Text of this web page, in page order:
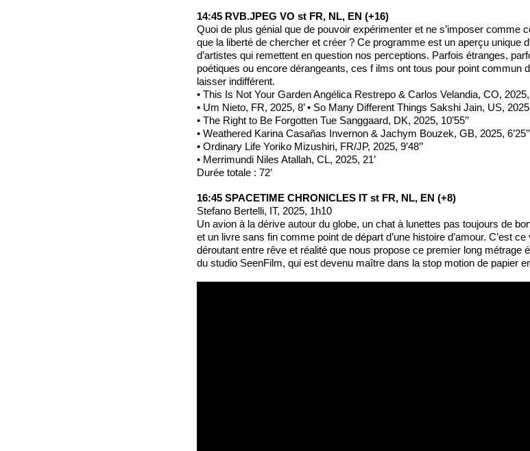
14:45 RVB.JPEG VO st FR, NL, EN (+16)
Quoi de plus génial que de pouvoir expérimenter et ne s’imposer comme
que la liberté de chercher et créer ? Ce programme est un aperçu unique
d’artistes qui remettent en question nos perceptions. Parfois étranges,
poétiques ou encore dérangeants, ces f ilms ont tous pour point commun
laisser indifférent.
• This Is Not Your Garden Angélica Restrepo & Carlos Velandia, CO, 2025,
• Um Nieto, FR, 2025, 8’ • So Many Different Things Sakshi Jain, US, 2025,
• The Right to Be Forgotten Tue Sanggaard, DK, 2025, 10’55’’
• Weathered Karina Casañas Invernon & Jachym Bouzek, GB, 2025, 6’25’’
• Ordinary Life Yoriko Mizushiri, FR/JP, 2025, 9’48’’
• Merrimundi Niles Atallah, CL, 2025, 21’
Durée totale : 72’
16:45 SPACETIME CHRONICLES IT st FR, NL, EN (+8)
Stefano Bertelli, IT, 2025, 1h10
Un avion à la dérive autour du globe, un chat à lunettes pas toujours de
et un livre sans fin comme point de départ d’une histoire d’amour. C’est ce
déroutant entre rêve et réalité que nous propose ce premier long métrage
du studio SeenFilm, qui est devenu maître dans la stop motion de papier